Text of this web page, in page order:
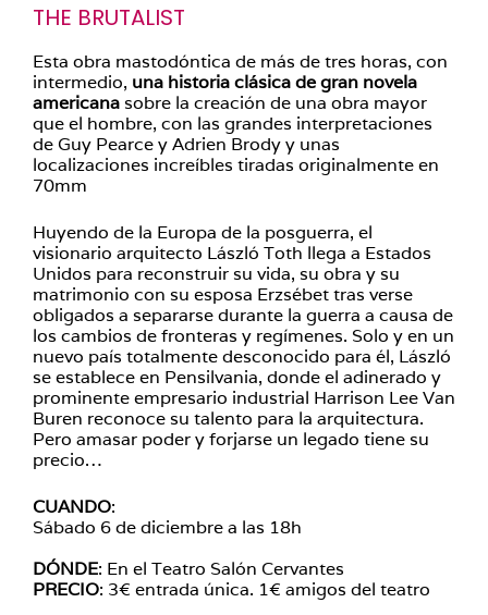
THE BRUTALIST
Esta obra mastodóntica de más de tres horas, con
intermedio, una historia clásica de gran novela
americanasobre la creación de una obra mayor
que el hombre, con las grandes interpretaciones
de Guy Pearce y Adrien Brody y unas
localizaciones increíbles tiradas originalmente en
70mm
Huyendo de la Europa de la posguerra, el
visionario arquitecto László Toth llega a Estados
Unidos para reconstruir su vida, su obra y su
matrimonio con su esposa Erzsébet tras verse
obligados a separarse durante la guerra a causa de
los cambios de fronteras y regímenes. Solo y en un
nuevo país totalmente desconocido para él, László
se establece en Pensilvania, donde el adinerado y
prominente empresario industrial Harrison Lee Van
Buren reconoce su talento para la arquitectura.
Pero amasar poder y forjarse un legado tiene su
precio…
CUANDO:
Sábado 6 de diciembre a las 18h
DÓNDE: En el Teatro Salón Cervantes
PRECIO: 3€ entrada única. 1€ amigos del teatro